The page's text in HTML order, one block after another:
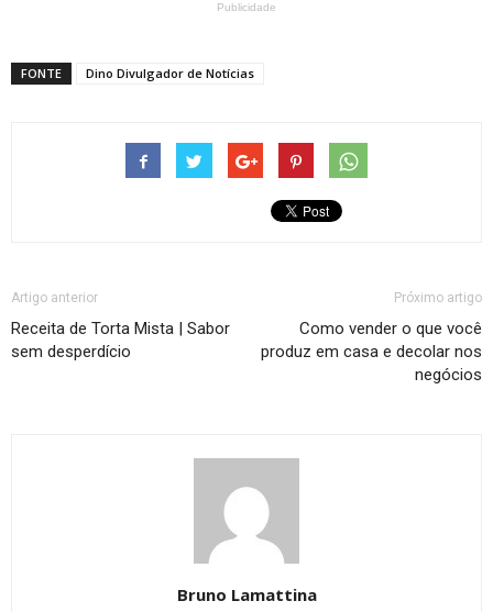
Publicidade
FONTE Dino Divulgador de Notícias
Artigo anterior
Receita de Torta Mista | Sabor
sem desperdício
Próximo artigo
Como vender o que você
produz em casa e decolar nos
negócios
Bruno Lamattina